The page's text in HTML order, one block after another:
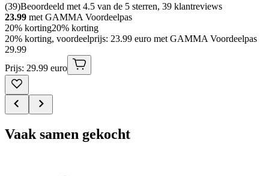
(39)Beoordeeld met 4.5 van de 5 sterren, 39 klantreviews
23.99 met GAMMA Voordeelpas
20% korting20% korting
20% korting, voordeelprijs: 23.99 euro met GAMMA Voordeelpas
29.99
Prijs: 29.99 euro
Vaak samen gekocht